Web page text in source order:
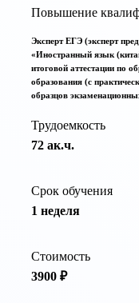
Повышение
Эксперт ЕГЭ (эксперт
«Иностранный язык
итоговой аттестации по
образования (с
образцов
Трудоемкость
72 ак.ч.
Срок обучения
1 неделя
Стоимость
3900 ₽